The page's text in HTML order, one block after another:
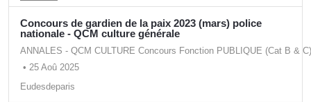
Concours de gardien de la paix 2023 (mars) police
nationale - QCM culture générale
ANNALES - QCM CULTURE Concours Fonction PUBLIQUE (Cat B & C)
• 25 Aoû 2025
Eudesdeparis